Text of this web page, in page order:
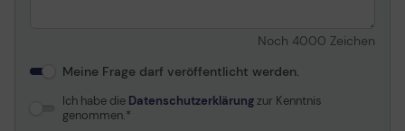
Noch 4000 Zeichen
Meine Frage darf veröffentlicht werden.
Ich habe die Datenschutzerklärungzur Kenntnis
genommen.